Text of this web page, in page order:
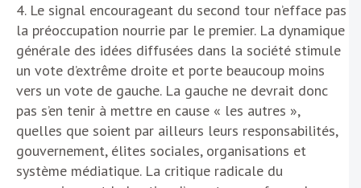
4. Le signal encourageant du second tour n’efface pas
la préoccupation nourrie par le premier. La dynamique
générale des idées diffusées dans la société stimule
un vote d’extrême droite et porte beaucoup moins
vers un vote de gauche. La gauche ne devrait donc
pas s’en tenir à mettre en cause « les autres »,
quelles que soient par ailleurs leurs responsabilités,
gouvernement, élites sociales, organisations et
système médiatique. La critique radicale du